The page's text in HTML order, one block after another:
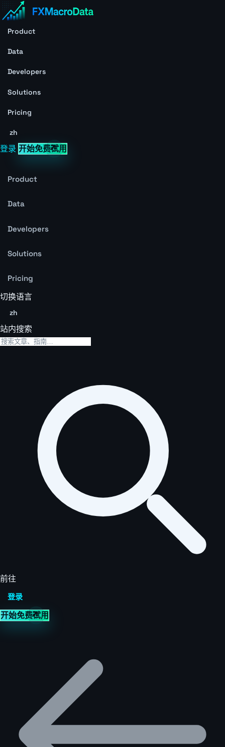
Product
Data
Developers
Solutions
Pricing
zh
登录 开始免费试用
Product
Data
Developers
Solutions
Pricing
切换语言
zh
站内搜索
前往
登录
开始免费试用